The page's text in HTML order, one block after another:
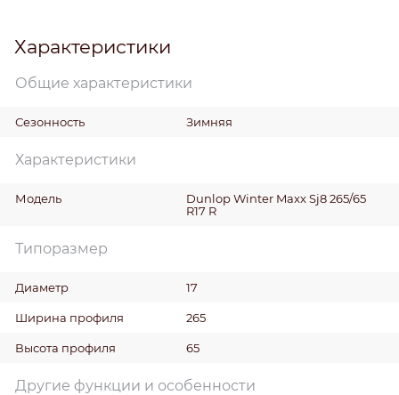
Характеристики
Общие характеристики
Сезонность Зимняя
Характеристики
Модель
Dunlop Winter Maxx Sj8 265/65
R17 R
Типоразмер
Диаметр 17
Ширина профиля 265
Высота профиля 65
Другие функции и особенности